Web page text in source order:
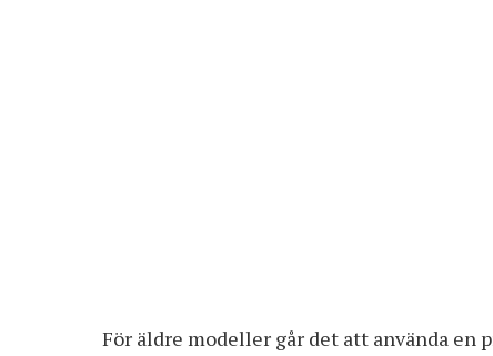
För äldre modeller går det att använda en